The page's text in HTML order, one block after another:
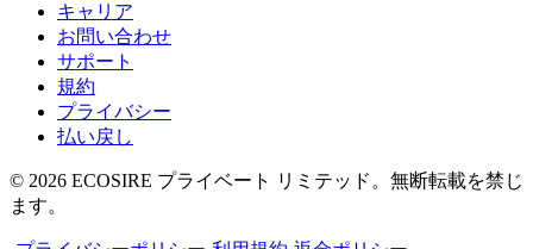
キャリア
お問い合わせ
サポート
規約
プライバシー
払い戻し
© 2026 ECOSIRE プライベート リミテッド。無断転載を禁じ
ます。